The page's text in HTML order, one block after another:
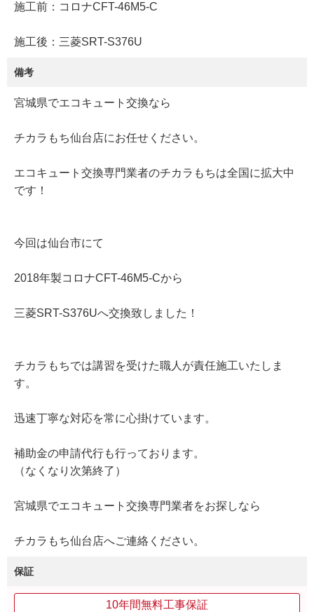
施工前：コロナCFT-46M5-C
施工後：三菱SRT-S376U
備考
宮城県でエコキュート交換なら
チカラもち仙台店にお任せください。
エコキュート交換専門業者のチカラもちは全国に拡大中
です！
今回は仙台市にて
2018年製コロナCFT-46M5-Cから
三菱SRT-S376Uへ交換致しました！
チカラもちでは講習を受けた職人が責任施工いたしま
す。
迅速丁寧な対応を常に心掛けています。
補助金の申請代行も行っております。
（なくなり次第終了）
宮城県でエコキュート交換専門業者をお探しなら
チカラもち仙台店へご連絡ください。
保証
10年間無料工事保証